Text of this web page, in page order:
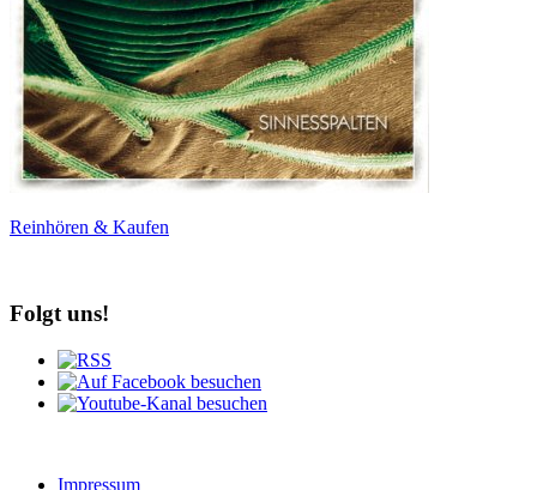
Reinhören & Kaufen
Folgt uns!
Impressum